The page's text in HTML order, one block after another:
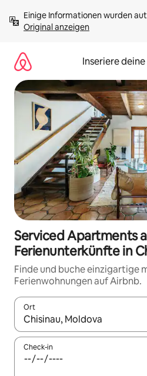
Inhalten
springenOriginal anzeigen
Inseriere
Serviced Apartments
Ferienunterkünfte in
Finde und buche einzigartige
Ferienwohnungen auf Airbnb.
Ort
Wenn Ergebnisse verfügbar
Check-in